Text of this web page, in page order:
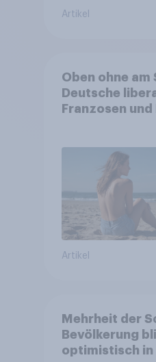
Artikel
Oben ohne am
Deutsche
Franzosen
Artikel
Mehrheit der
Bevölkerung
optimistisch in